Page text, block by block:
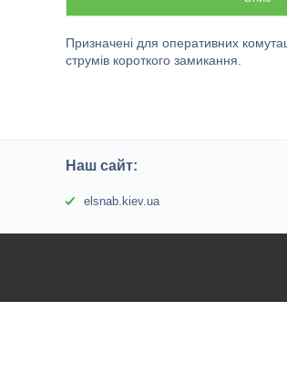
Призначені для оперативних
струмів короткого замикання.
Наш сайт:
elsnab.kiev.ua